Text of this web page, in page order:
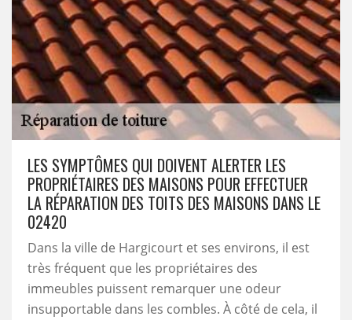
LES SYMPTÔMES QUI DOIVENT ALERTER LES
PROPRIÉTAIRES DES MAISONS POUR EFFECTUER
LA RÉPARATION DES TOITS DES MAISONS DANS LE
02420
Dans la ville de Hargicourt et ses environs, il est
très fréquent que les propriétaires des
immeubles puissent remarquer une odeur
insupportable dans les combles. À côté de cela, il